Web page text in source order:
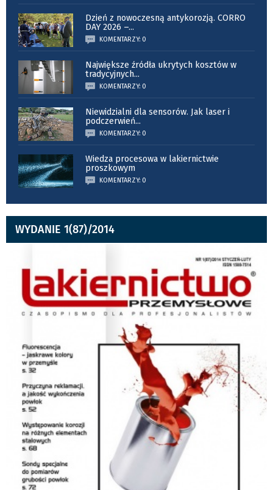
Dzień z nowoczesną antykorozją. CORRO
DAY 2026 –...
KOMENTARZY: 0
Największe źródła ukrytych kosztów w
tradycyjnych...
KOMENTARZY: 0
Niewidzialni dla sensorów. Jak laser i
podczerwień...
KOMENTARZY: 0
Wiedza procesowa w lakiernictwie
proszkowym
KOMENTARZY: 0
WYDANIE 1(87)/2014